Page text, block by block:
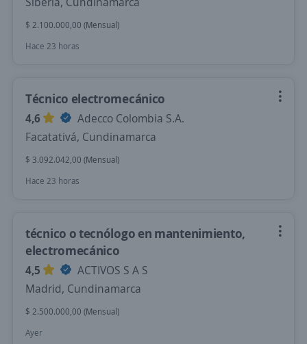
$ 2.100.000,00 (Mensual)
Hace 23 horas
Técnico electromecánico
4,6
Adecco Colombia S.A.
Facatativá, Cundinamarca
$ 3.092.042,00 (Mensual)
Hace 23 horas
técnico o tecnólogo en mantenimiento,
electromecánico
4,5
ACTIVOS S A S
Madrid, Cundinamarca
$ 2.500.000,00 (Mensual)
Ayer